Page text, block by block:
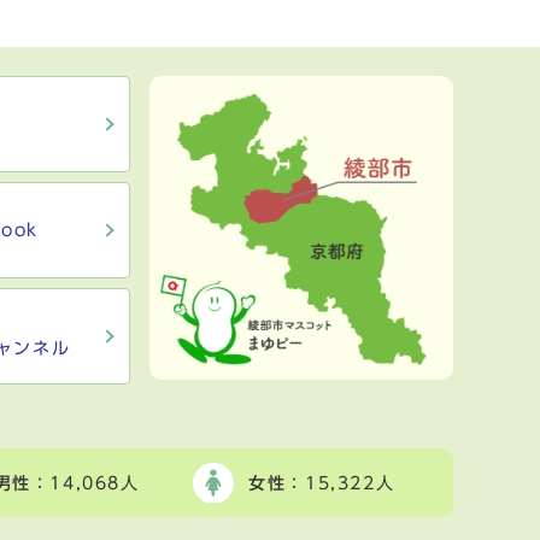
ンネル
性 ：14,068人 女性 ：15,322人